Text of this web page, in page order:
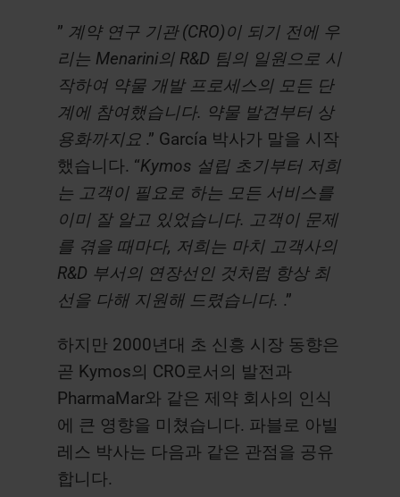
” 계약 연구 기관 (CRO)이 되기 전에 우
리는 Menarini의 R&D 팀의 일원으로 시
작하여 약물 개발 프로세스의 모든 단
계에 참여했습니다. 약물 발견부터 상
용화까지요 .” García 박사가 말을 시작
했습니다. “Kymos 설립 초기부터 저희
는 고객이 필요로 하는 모든 서비스를
이미 잘 알고 있었습니다. 고객이 문제
를 겪을 때마다, 저희는 마치 고객사의
R&D 부서의 연장선인 것처럼 항상 최
선을 다해 지원해 드렸습니다. .”
하지만 2000년대 초 신흥 시장 동향은
곧 Kymos의 CRO로서의 발전과
PharmaMar와 같은 제약 회사의 인식
에 큰 영향을 미쳤습니다. 파블로 아빌
레스 박사는 다음과 같은 관점을 공유
합니다.